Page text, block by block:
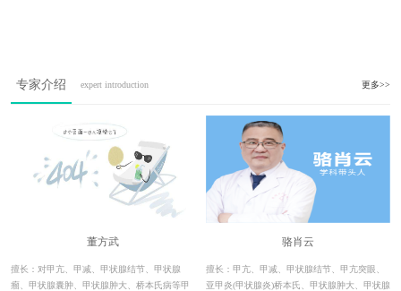
专家介绍 expert introduction 更多>>
董方武
擅长：对甲亢、甲减、甲状腺结节、甲状腺
瘤、甲状腺囊肿、甲状腺肿大、桥本氏病等甲
骆肖云
擅长：甲亢、甲减、甲状腺结节、甲亢突眼、
亚甲炎(甲状腺炎)桥本氏、甲状腺肿大、甲状腺